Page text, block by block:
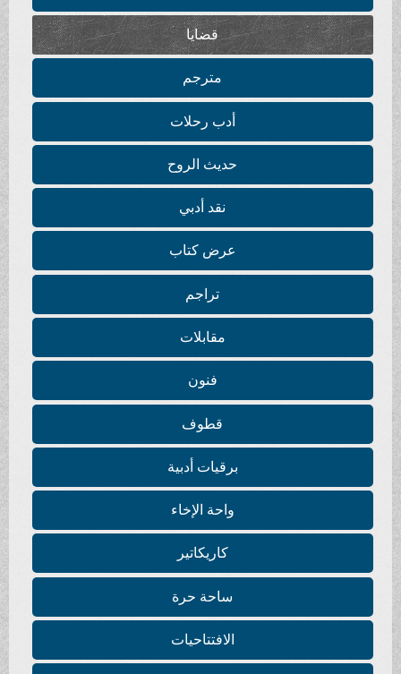
قضايا
مترجم
أدب رحلات
حديث الروح
نقد أدبي
عرض كتاب
تراجم
مقابلات
فنون
قطوف
برقيات أدبية
واحة الإخاء
كاريكاتير
ساحة حرة
الافتتاحيات